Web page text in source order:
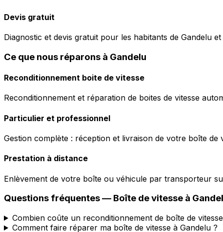
Devis gratuit
Diagnostic et devis gratuit pour les habitants de Gandelu et
Ce que nous réparons à Gandelu
Reconditionnement boite de vitesse
Reconditionnement et réparation de boites de vitesse
Particulier et professionnel
Gestion complète : réception et livraison de votre boîte de
Prestation à distance
Enlèvement de votre boîte ou véhicule par transporteur
Questions fréquentes — Boîte de vitesse à
Combien coûte un reconditionnement de boîte de
Comment faire réparer ma boîte de vitesse à Gandelu ?